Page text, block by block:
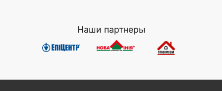
Наши партнеры